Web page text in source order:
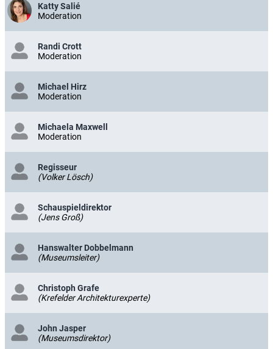
Katty Salié
Moderation
Randi Crott
Moderation
Michael Hirz
Moderation
Michaela Maxwell
Moderation
Regisseur
(Volker Lösch)
Schauspieldirektor
(Jens Groß)
Hanswalter Dobbelmann
(Museumsleiter)
Christoph Grafe
(Krefelder Architekturexperte)
John Jasper
(Museumsdirektor)